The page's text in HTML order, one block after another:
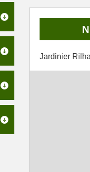
Jardinier